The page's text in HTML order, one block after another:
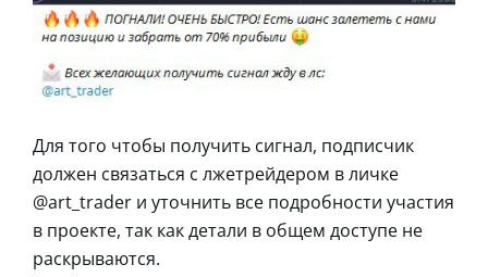
Для того чтобы получить сигнал, подписчик
должен связаться с лжетрейдером в личке
@art_trader и уточнить все подробности участия
в проекте, так как детали в общем доступе не
раскрываются.